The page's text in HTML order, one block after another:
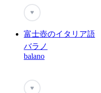
♥
富士壺のイタリア語
バラノ
balano
♥